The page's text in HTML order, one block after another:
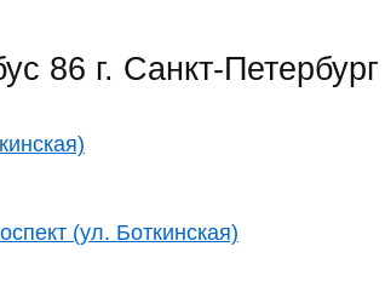
86 г. Санкт-Петербург
(ул. Боткинская)